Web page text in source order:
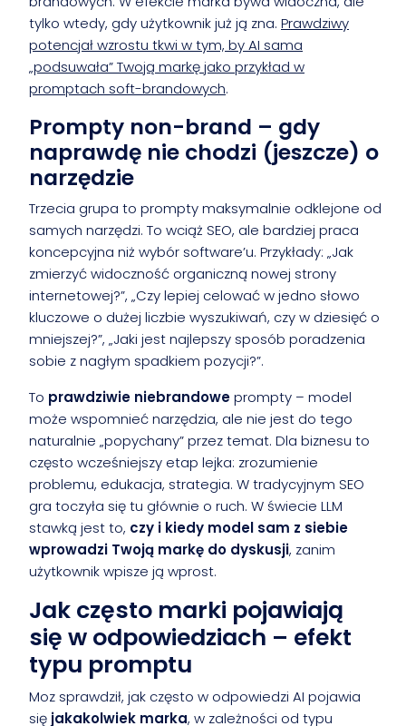
tylko wtedy, gdy użytkownik już ją zna. Prawdziwy
potencjał wzrostu tkwi w tym, by AI sama
„podsuwała” Twoją markę jako przykład w
promptach soft-brandowych.
Prompty non-brand – gdy
naprawdę nie chodzi (jeszcze) o
narzędzie
Trzecia grupa to prompty maksymalnie odklejone od
samych narzędzi. To wciąż SEO, ale bardziej praca
koncepcyjna niż wybór software’u. Przykłady: „Jak
zmierzyć widoczność organiczną nowej strony
internetowej?”, „Czy lepiej celować w jedno słowo
kluczowe o dużej liczbie wyszukiwań, czy w dziesięć o
mniejszej?”, „Jaki jest najlepszy sposób poradzenia
sobie z nagłym spadkiem pozycji?”.
To prawdziwie niebrandoweprompty – model
może wspomnieć narzędzia, ale nie jest do tego
naturalnie „popychany” przez temat. Dla biznesu to
często wcześniejszy etap lejka: zrozumienie
problemu, edukacja, strategia. W tradycyjnym SEO
gra toczyła się tu głównie o ruch. W świecie LLM
stawką jest to, czy i kiedy model sam z siebie
wprowadzi Twoją markę do dyskusji, zanim
użytkownik wpisze ją wprost.
Jak często marki pojawiają
się w odpowiedziach – efekt
typu promptu
Moz sprawdził, jak często w odpowiedzi AI pojawia
się jakakolwiek marka, w zależności od typu